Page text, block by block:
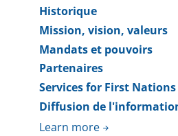
Historique
Mission, vision, valeurs
Mandats et pouvoirs
Partenaires
Services for First
Diffusion de
Learn more